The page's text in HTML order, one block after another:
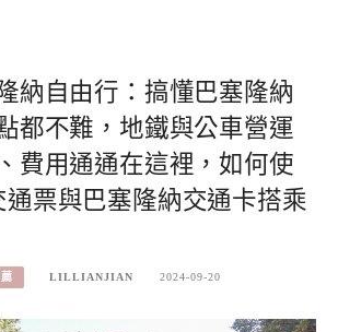
納自由行：搞懂巴塞隆納
都不難，地鐵與公車營運
費用通通在這裡，如何使
通票與巴塞隆納交通卡搭乘
LILLIANJIAN 2024-09-20